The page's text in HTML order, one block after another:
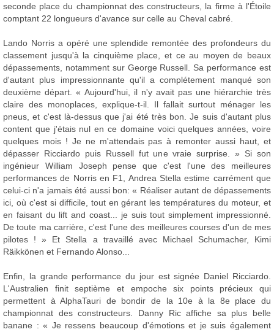
seconde place du championnat des constructeurs, la firme à l'Étoile
comptant 22 longueurs d'avance sur celle au Cheval cabré.
Lando Norris a opéré une splendide remontée des profondeurs du
classement jusqu'à la cinquième place, et ce au moyen de beaux
dépassements, notamment sur George Russell. Sa performance est
d'autant plus impressionnante qu'il a complétement manqué son
deuxième départ. « Aujourd'hui, il n'y avait pas une hiérarchie très
claire des monoplaces, explique-t-il. Il fallait surtout ménager les
pneus, et c'est là-dessus que j'ai été très bon. Je suis d'autant plus
content que j'étais nul en ce domaine voici quelques années, voire
quelques mois ! Je ne m'attendais pas à remonter aussi haut, et
dépasser Ricciardo puis Russell fut une vraie surprise. » Si son
ingénieur William Joseph pense que c'est l'une des meilleures
performances de Norris en F1, Andrea Stella estime carrément que
celui-ci n'a jamais été aussi bon: « Réaliser autant de dépassements
ici, où c'est si difficile, tout en gérant les températures du moteur, et
en faisant du lift and coast... je suis tout simplement impressionné.
De toute ma carrière, c'est l'une des meilleures courses d'un de mes
pilotes ! » Et Stella a travaillé avec Michael Schumacher, Kimi
Räikkönen et Fernando Alonso...
Enfin, la grande performance du jour est signée Daniel Ricciardo.
L'Australien finit septième et empoche six points précieux qui
permettent à AlphaTauri de bondir de la 10e à la 8e place du
championnat des constructeurs. Danny Ric affiche sa plus belle
banane : « Je ressens beaucoup d'émotions et je suis également